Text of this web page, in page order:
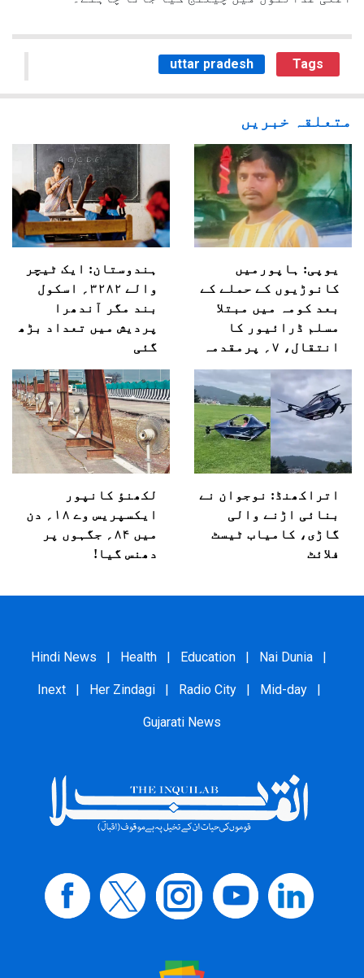
uttar pradesh Tags
متعلقہ خبریں
یوپی: ہاپورمیں
کانوڑیوں کے حملے کے
بعد کومہ میں مبتلا
مسلم ڈرائیور کا
انتقال، ۷؍ پرمقدمہ
ہندوستان: ایک ٹیچر
والے ۳۲۸۲؍ اسکول
بند مگر آندھرا
پردیش میں تعداد بڑھ
گئی
اتراکھنڈ: نوجوان نے
بنائی اڑنے والی
گاڑی، کامیاب ٹیسٹ
فلائٹ
لکھنؤ کانپور
ایکسپریس وے ۱۸؍ دن
میں ۸۴؍ جگہوں پر
دھنس گیا!
Hindi News | Health | Education | Nai Dunia |
Inext | Her Zindagi | Radio City | Mid-day |
Gujarati News